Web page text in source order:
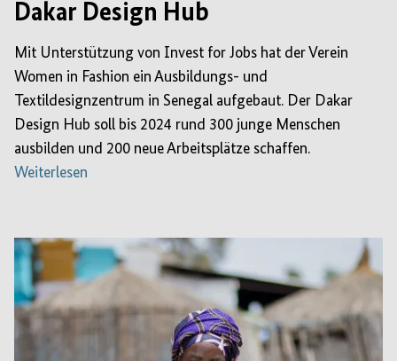
Dakar Design Hub
Mit Unterstützung von Invest for Jobs hat der Verein
Women in Fashion ein Ausbildungs- und
Textildesignzentrum in Senegal aufgebaut. Der Dakar
Design Hub soll bis 2024 rund 300 junge Menschen
ausbilden und 200 neue Arbeitsplätze schaffen.
Weiterlesen